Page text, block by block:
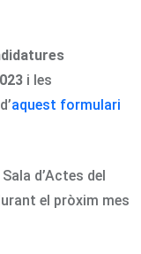
i les
aquest formulari
d’Actes del
el pròxim mes